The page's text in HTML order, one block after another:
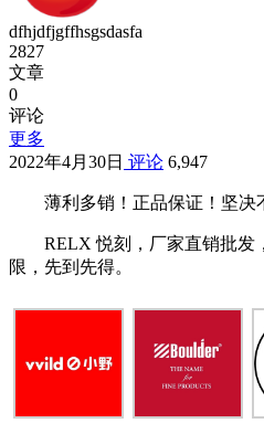
dfhjdfjgffhsgsdasfa
2827
文章
0
评论
更多
2022年4月30日 评论 6,947
薄利多销！正品保证！坚决
RELX 悦刻，厂家直销批发
限，先到先得。